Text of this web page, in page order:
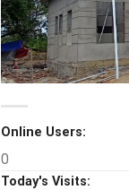
Online Users:
0
Today's Visits: